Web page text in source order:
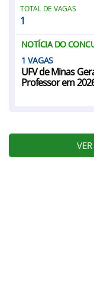
TOTAL DE VAGAS
1
NOTÍCIA DO
1
UFV de Minas
Professor em